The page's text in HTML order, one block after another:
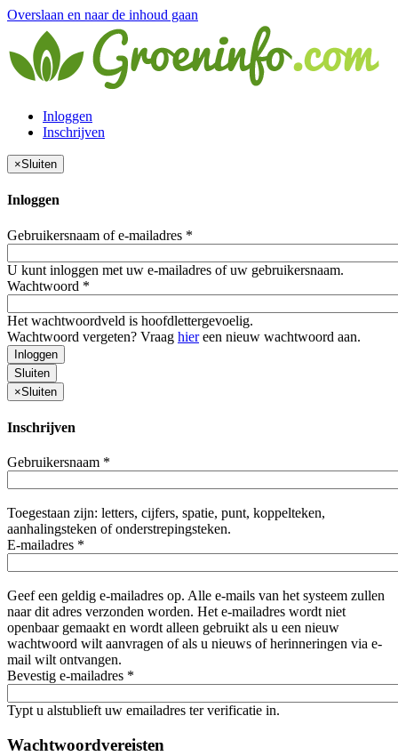
Overslaan en naar de inhoud gaan
Inloggen
Inschrijven
×Sluiten
Inloggen
Gebruikersnaam of e-mailadres *
U kunt inloggen met uw e-mailadres of uw gebruikersnaam.
Wachtwoord *
Het wachtwoordveld is hoofdlettergevoelig.
Wachtwoord vergeten? Vraag hiereen nieuw wachtwoord aan.
Inloggen
Sluiten
×Sluiten
Inschrijven
Gebruikersnaam *
Toegestaan zijn: letters, cijfers, spatie, punt, koppelteken,
aanhalingsteken of onderstrepingsteken.
E-mailadres *
Geef een geldig e-mailadres op. Alle e-mails van het systeem zullen
naar dit adres verzonden worden. Het e-mailadres wordt niet
openbaar gemaakt en wordt alleen gebruikt als u een nieuw
wachtwoord wilt aanvragen of als u nieuws of herinneringen via e-
mail wilt ontvangen.
Bevestig e-mailadres *
Typt u alstublieft uw emailadres ter verificatie in.
Wachtwoordvereisten